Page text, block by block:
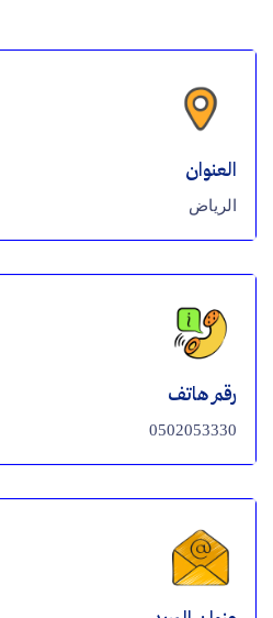
العنوان
الرياض
رقم هاتف
0502053330